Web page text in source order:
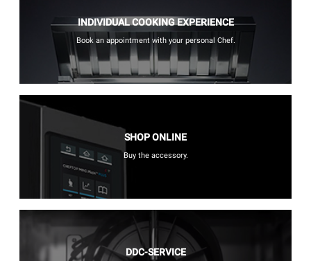
INDIVIDUAL COOKING EXPERIENCE
Book an appointment with your personal Chef.
SHOP ONLINE
Buy the accessory.
DDC-SERVICE